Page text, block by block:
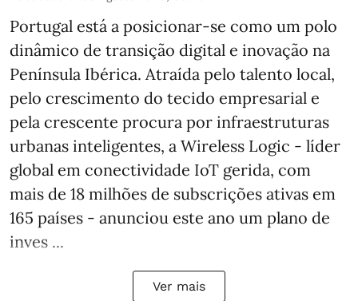
Portugal está a posicionar-se como um polo
dinâmico de transição digital e inovação na
Península Ibérica. Atraída pelo talento local,
pelo crescimento do tecido empresarial e
pela crescente procura por infraestruturas
urbanas inteligentes, a Wireless Logic - líder
global em conectividade IoT gerida, com
mais de 18 milhões de subscrições ativas em
165 países - anunciou este ano um plano de
inves ...
Ver mais